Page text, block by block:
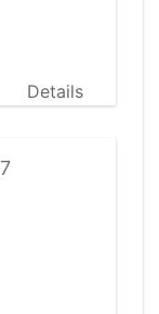
Details